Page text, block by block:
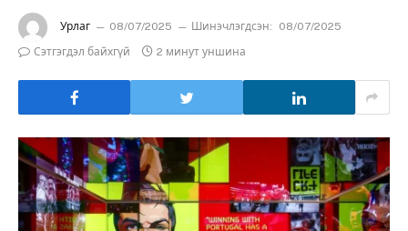
Урлаг 08/07/2025 Шинэчлэгдсэн:
08/07/2025
Сэтгэгдэл байхгүй
2 минут уншина